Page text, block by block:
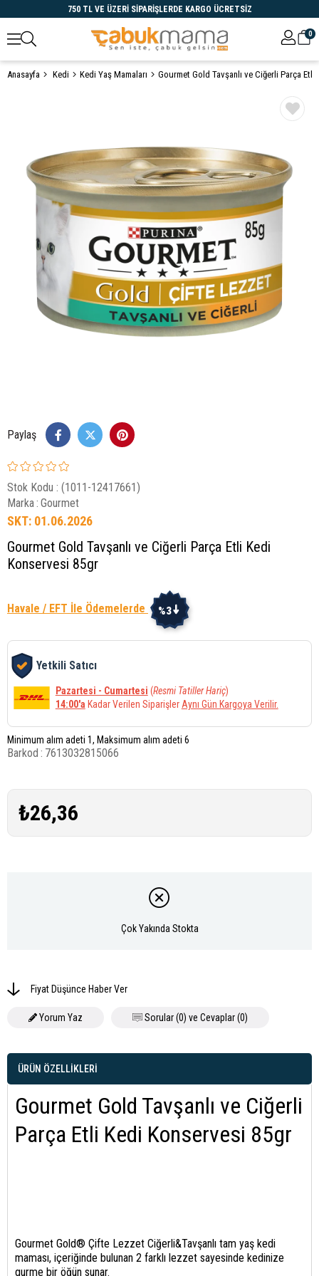
750 TL VE ÜZERİ SİPARİŞLERDE KARGO ÜCRETSİZ
0
Anasayfa Kedi Kedi Yaş Mamaları Gourmet Gold Tavşanlı ve Ciğerli Parça
Paylaş
Stok Kodu
(1011-12417661)
Marka: Gourmet
SKT: 01.06.2026
Gourmet Gold Tavşanlı ve Ciğerli Parça Etli Kedi
Konservesi 85gr
Havale / EFT İle Ödemelerde %3
Yetkili Satıcı
Pazartesi - Cumartesi (Resmi Tatiller Hariç)
14:00'a Kadar Verilen Siparişler Aynı Gün Kargoya Verilir.
Minimum alım adeti 1, Maksimum alım adeti 6
Barkod : 7613032815066
₺26,36
Çok Yakında Stokta
Fiyat Düşünce Haber Ver
Yorum Yaz Sorular (0) ve Cevaplar (0)
ÜRÜN ÖZELLIKLERI
Gourmet Gold Tavşanlı ve Ciğerli
Parça Etli Kedi Konservesi 85gr
Gourmet Gold® Çifte Lezzet Ciğerli&Tavşanlı tam yaş kedi
maması, içeriğinde bulunan 2 farklı lezzet sayesinde kedinize
gurme bir öğün sunar.
Öne Çıkanlar